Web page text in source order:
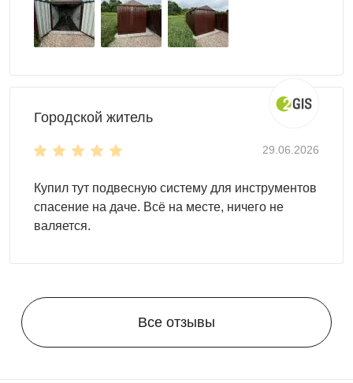
Городской житель
29.06.2026
Купил тут подвесную систему для инструментов
спасение на даче. Всё на месте, ничего не
валяется.
Все отзывы